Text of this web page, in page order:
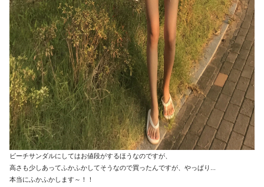
ビーチサンダルにしてはお値段がするほうなのですが、
高さも少しあってふかふかしてそうなので買ったんですが、やっぱり...
本当にふかふかします～！！